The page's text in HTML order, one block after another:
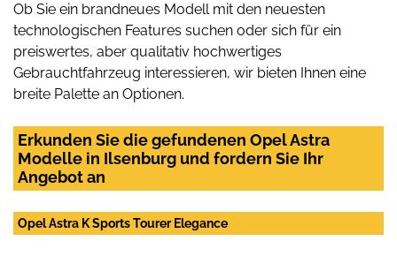
Ob Sie ein brandneues Modell mit den neuesten
technologischen Features suchen oder sich für ein
preiswertes, aber qualitativ hochwertiges
Gebrauchtfahrzeug interessieren, wir bieten Ihnen eine
breite Palette an Optionen.
Erkunden Sie die gefundenen Opel Astra
Modelle in Ilsenburg und fordern Sie Ihr
Angebot an
Opel Astra K Sports Tourer Elegance